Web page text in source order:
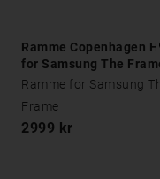
Ramme Copenhagen
for Samsung The
Ramme for Samsung
Frame
2999 kr